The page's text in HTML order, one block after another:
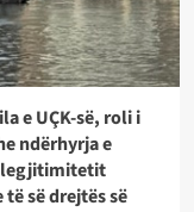
e UÇK-së, roli i
ndërhyrja e
legjitimitetit
së drejtës së